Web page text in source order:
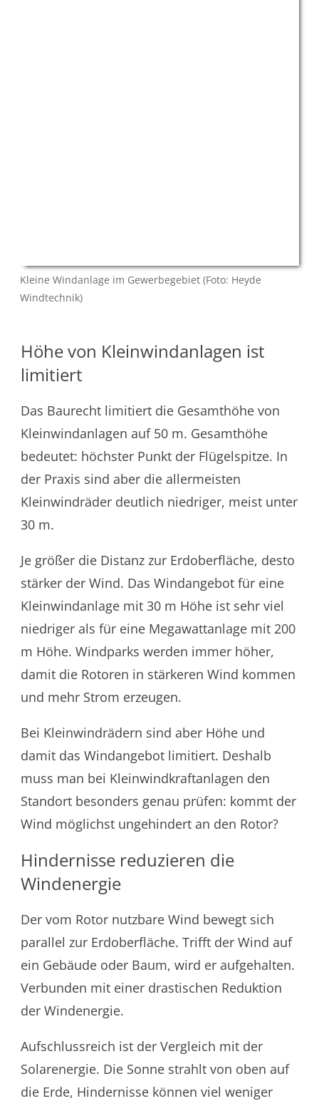
Kleine Windanlage im Gewerbegebiet (Foto: Heyde
Windtechnik)
Höhe von Kleinwindanlagen ist
limitiert
Das Baurecht limitiert die Gesamthöhe von
Kleinwindanlagen auf 50 m. Gesamthöhe
bedeutet: höchster Punkt der Flügelspitze. In
der Praxis sind aber die allermeisten
Kleinwindräder deutlich niedriger, meist unter
30 m.
Je größer die Distanz zur Erdoberfläche, desto
stärker der Wind. Das Windangebot für eine
Kleinwindanlage mit 30 m Höhe ist sehr viel
niedriger als für eine Megawattanlage mit 200
m Höhe. Windparks werden immer höher,
damit die Rotoren in stärkeren Wind kommen
und mehr Strom erzeugen.
Bei Kleinwindrädern sind aber Höhe und
damit das Windangebot limitiert. Deshalb
muss man bei Kleinwindkraftanlagen den
Standort besonders genau prüfen: kommt der
Wind möglichst ungehindert an den Rotor?
Hindernisse reduzieren die
Windenergie
Der vom Rotor nutzbare Wind bewegt sich
parallel zur Erdoberfläche. Trifft der Wind auf
ein Gebäude oder Baum, wird er aufgehalten.
Verbunden mit einer drastischen Reduktion
der Windenergie.
Aufschlussreich ist der Vergleich mit der
Solarenergie. Die Sonne strahlt von oben auf
die Erde, Hindernisse können viel weniger